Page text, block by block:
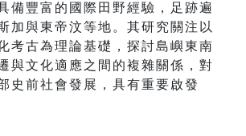
備豐富的國際田野經驗，足跡遍
加與東帝汶等地。其研究關注以
考古為理論基礎，探討島嶼東南
與文化適應之間的複雜關係，對
史前社會發展，具有重要啟發